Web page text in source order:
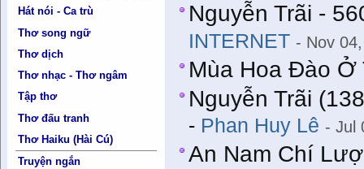
Hát nói - Ca trù
Thơ song ngữ
Thơ dịch
Thơ nhạc - Thơ ngâm
Tập thơ
Thơ đấu tranh
Thơ Haiku (Hài Cú)
Truyện ngắn
Nguyễn Trãi -
INTERNET - Nov
Mùa Hoa Đào Ở
Nguyễn Trãi
- Phan Huy Lê - Jul
An Nam Chí